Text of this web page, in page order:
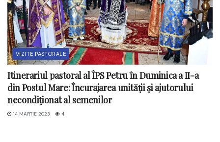
VIZITE PASTORALE
Itinerariul pastoral al ÎPS Petru în Duminica a II-a
din Postul Mare: Încurajarea unității și ajutorului
necondiționat al semenilor
14 MARTIE 2023 4